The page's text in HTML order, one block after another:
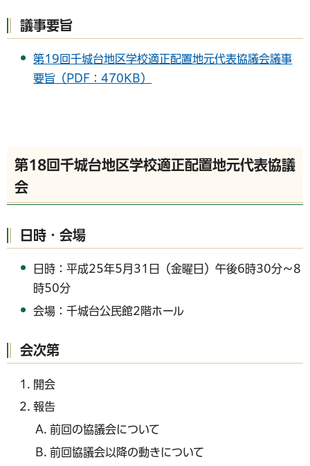
議事要旨
第19回千城台地区学校適正配置地元代表協議会議事
要旨（PDF：470KB）
第18回千城台地区学校適正配置地元代表協議
会
日時・会場
日時：平成25年5月31日（金曜日）午後6時30分～8
時50分
会場：千城台公民館2階ホール
会次第
開会
報告
前回の協議会について
前回協議会以降の動きについて